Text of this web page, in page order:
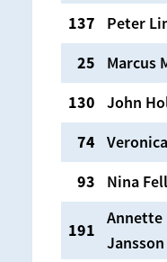
137 Peter
25 Marcus
130 John
74 Veronica
93 Nina
191
Annette
Jansson